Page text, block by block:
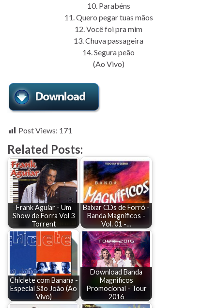
10. Parabéns
11. Quero pegar tuas mãos
12. Você foi pra mim
13. Chuva passageira
14. Segura peão
(Ao Vivo)
Post Views: 171
Related Posts:
Frank Aguiar - Um
Show de Forra Vol 3
Torrent
Baixar CDs de Forró -
Banda Magnificos -
Vol. 01 -…
Chiclete com Banana -
Especial São João (Ao
Vivo)
Download Banda
Magnificos
Promocional - Tour
2016